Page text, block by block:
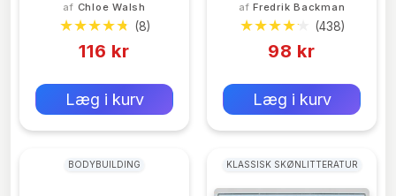
af Chloe Walsh
(8)
116 kr
Læg i kurv
af Fredrik Backman
(438)
98 kr
Læg i kurv
BODYBUILDING KLASSISK SKØNLITTERATUR